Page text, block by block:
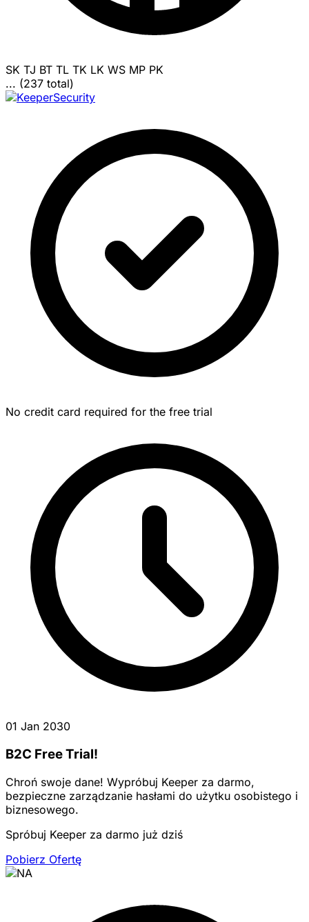
SK TJ BT TL TK LK WS MP PK
... (237 total)
No credit card required for the free trial
01 Jan 2030
B2C Free Trial!
Chroń swoje dane! Wypróbuj Keeper za darmo,
bezpieczne zarządzanie hasłami do użytku osobistego i
biznesowego.
Spróbuj Keeper za darmo już dziś
Pobierz Ofertę